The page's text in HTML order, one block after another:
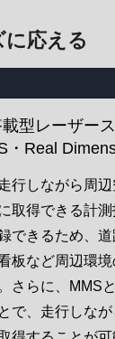
応える
型レーザー
・Real
行しながら周
取得できる計
できるため、
板など周辺環
さらに、MMS
で、走行しな